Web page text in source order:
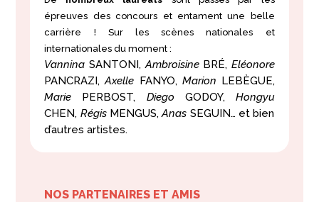
épreuves des concours et entament une belle
carrière ! Sur les scènes nationales et
internationales du moment :
Vannina SANTONI, AmbroisineBRÉ, Eléonore
PANCRAZI,Axelle FANYO, Marion LEBÈGUE,
Marie PERBOST, Diego GODOY, Hongyu
CHEN, RégisMENGUS,Anas SEGUIN… et bien
d’autres artistes.
NOS PARTENAIRES ET AMIS